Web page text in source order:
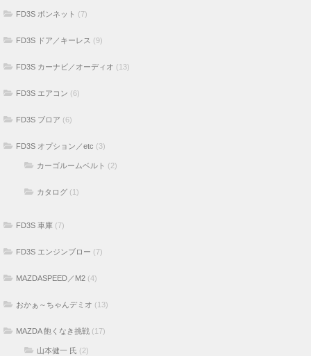
FD3S ボンネット (7)
FD3S ドア／キーレス (9)
FD3S カーナビ／オーディオ (13)
FD3S エアコン (6)
FD3S ブロア (6)
FD3S オプション／etc (3)
カーゴルームベルト (2)
カタログ (1)
FD3S 車庫 (7)
FD3S エンジンブロー (7)
MAZDASPEED／M2 (4)
おかぁ～ちゃんデミオ (13)
MAZDA 飽くなき挑戦 (17)
山本健一 氏 (2)